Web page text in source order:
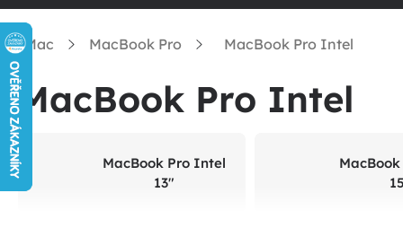
Mac MacBook Pro MacBook Pro Intel
MacBook Pro Intel
MacBook Pro Intel
13"